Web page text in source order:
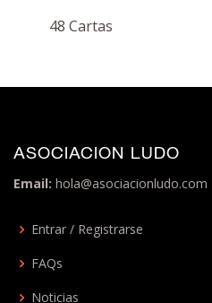
48 Cartas
ASOCIACION LUDO
Email: hola@asociacionludo.com
Entrar / Registrarse
FAQs
Noticias